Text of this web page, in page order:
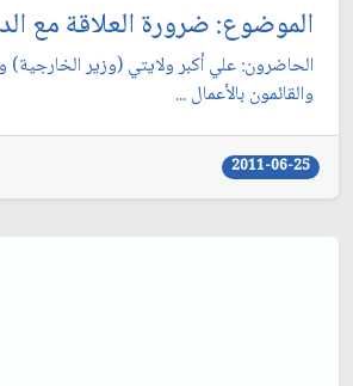
الموضوع: ضرورة العلاقة مع
الحاضرون: علي أكبر ولايتي (وزير الخارجية)
والقائمون بالأعمال ...
2011-06-25